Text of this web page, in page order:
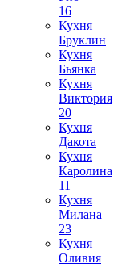
16
Кухня
Бруклин
Кухня
Бьянка
Кухня
Виктория
20
Кухня
Дакота
Кухня
Каролина
11
Кухня
Милана
23
Кухня
Оливия